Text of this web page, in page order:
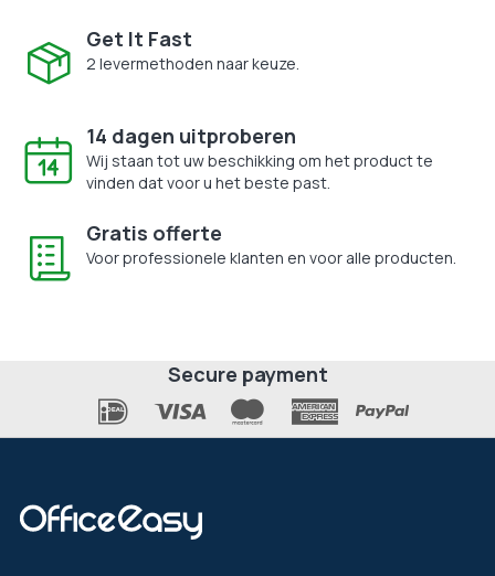
Get It Fast
2 levermethoden naar keuze.
14 dagen uitproberen
Wij staan tot uw beschikking om het product te
vinden dat voor u het beste past.
Gratis offerte
Voor professionele klanten en voor alle producten.
Secure payment